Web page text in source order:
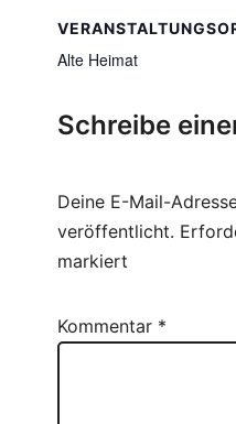
Alte Heimat
Schreibe
Deine E-Mail-
veröffentlicht.
markiert
Kommentar *